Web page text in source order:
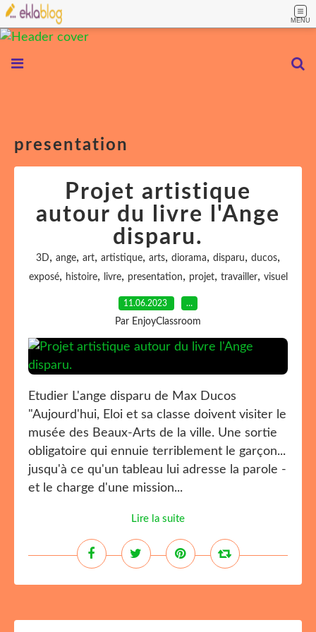
MENU
presentation
Projet artistique
autour du livre l'Ange
disparu.
3D, ange, art, artistique, arts, diorama, disparu, ducos,
exposé, histoire, livre, presentation, projet, travailler, visuel
11.06.2023 …
Par EnjoyClassroom
Etudier L'ange disparu de Max Ducos
"Aujourd'hui, Eloi et sa classe doivent visiter le
musée des Beaux-Arts de la ville. Une sortie
obligatoire qui ennuie terriblement le garçon...
jusqu'à ce qu'un tableau lui adresse la parole -
et le charge d'une mission...
Lire la suite